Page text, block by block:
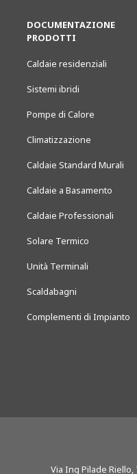
DOCUMENTAZIONE
PRODOTTI
Caldaie residenziali
Sistemi ibridi
Pompe di Calore
Climatizzazione
Caldaie Standard Murali
Caldaie a Basamento
Caldaie Professionali
Solare Termico
Unità Terminali
Scaldabagni
Complementi di Impianto
Via Ing Pilade Riello,